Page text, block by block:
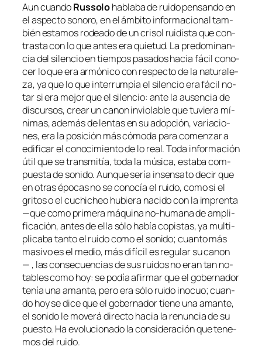
Aun cuan­doRussoloha­bla­ba de rui­do pen­san­do en
el as­pec­to so­no­ro, en el ám­bi­to in­for­ma­cio­nal tam­
bién es­ta­mos ro­dea­do de un cri­sol rui­dis­ta que con­
tras­ta con lo que an­tes era quie­tud. La pre­do­mi­nan­
cia del si­len­cio en tiem­pos pa­sa­dos ha­cia fá­cil co­no­
cer lo que era ar­mó­ni­co con res­pec­to de la na­tu­ra­le­
za, ya que lo que in­te­rrum­pía el si­len­cio era fá­cil no­
tar si era me­jor que el si­len­cio: an­te la au­sen­cia de
dis­cur­sos, crear un ca­non in­vio­la­ble que tu­vie­ra mí­
ni­mas, ade­más de len­tas en su adop­ción, va­ria­cio­
nes, era la po­si­ción más có­mo­da pa­ra co­men­zar a
edi­fi­car el co­no­ci­mien­to de lo real. Toda in­for­ma­ción
útil que se trans­mi­tía, to­da la mú­si­ca, es­ta­ba com­
pues­ta de so­ni­do. Aunque se­ría in­sen­sa­to de­cir que
en otras épo­cas no se co­no­cía el rui­do, co­mo si el
gri­tos o el cu­chi­cheo hu­bie­ra na­ci­do con la im­pren­ta
—que co­mo pri­me­ra má­qui­na no-humana de am­pli­
fi­ca­ción, an­tes de ella só­lo ha­bía co­pis­tas, ya mul­ti­
pli­ca­ba tan­to el rui­do co­mo el so­ni­do; cuan­to más
ma­si­vo es el me­dio, más di­fí­cil es re­gu­lar su ca­non
— , las con­se­cuen­cias de sus rui­dos no eran tan no­
ta­bles co­mo hoy: se po­día afir­mar que el go­ber­na­dor
te­nía una aman­te, pe­ro era só­lo rui­do ino­cuo; cuan­
do hoy se di­ce que el go­ber­na­dor tie­ne una aman­te,
el so­ni­do le mo­ve­rá di­rec­to ha­cia la re­nun­cia de su
pues­to. Ha evo­lu­cio­na­do la con­si­de­ra­ción que te­ne­
mos del ruido.